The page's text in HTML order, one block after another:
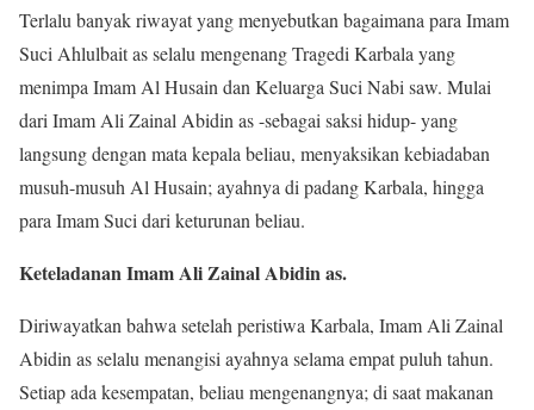
Terlalu banyak riwayat yang menyebutkan bagaimana para Imam
Suci Ahlulbait as selalu mengenang Tragedi Karbala yang
menimpa Imam Al Husain dan Keluarga Suci Nabi saw. Mulai
dari Imam Ali Zainal Abidin as -sebagai saksi hidup- yang
langsung dengan mata kepala beliau, menyaksikan kebiadaban
musuh-musuh Al Husain; ayahnya di padang Karbala, hingga
para Imam Suci dari keturunan beliau.
Keteladanan Imam Ali Zainal Abidin as.
Diriwayatkan bahwa setelah peristiwa Karbala, Imam Ali Zainal
Abidin as selalu menangisi ayahnya selama empat puluh tahun.
Setiap ada kesempatan, beliau mengenangnya; di saat makanan